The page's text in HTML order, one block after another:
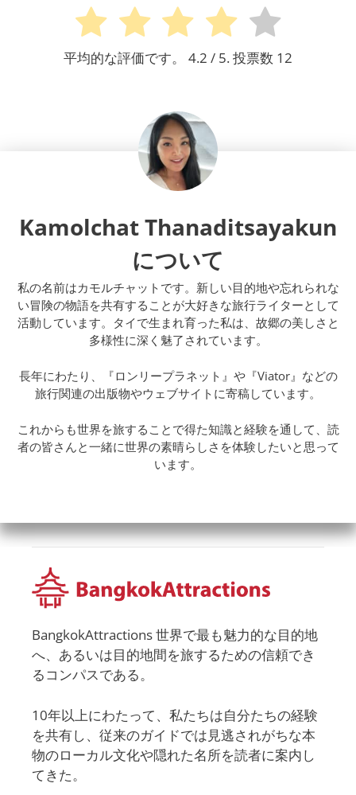
平均的な評価です。 4.2 / 5. 投票数 12
Kamolchat Thanaditsayakun
について
私の名前はカモルチャットです。新しい目的地や忘れられな
い冒険の物語を共有することが大好きな旅行ライターとして
活動しています。タイで生まれ育った私は、故郷の美しさと
多様性に深く魅了されています。
長年にわたり、『ロンリープラネット』や『Viator』などの
旅行関連の出版物やウェブサイトに寄稿しています。
これからも世界を旅することで得た知識と経験を通して、読
者の皆さんと一緒に世界の素晴らしさを体験したいと思って
います。
BangkokAttractions 世界で最も魅力的な目的地
へ、あるいは目的地間を旅するための信頼でき
るコンパスである。
10年以上にわたって、私たちは自分たちの経験
を共有し、従来のガイドでは見逃されがちな本
物のローカル文化や隠れた名所を読者に案内し
てきた。